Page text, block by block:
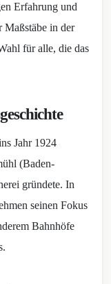
Erfahrung und
Maßstäbe in der
für alle, die das
Jahr 1924
(Baden-
gründete. In
seinen Fokus
Bahnhöfe